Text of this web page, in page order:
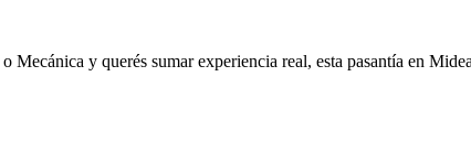
Mecánica y querés sumar experiencia real, esta pasantía en